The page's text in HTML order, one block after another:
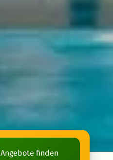
Angebote finden